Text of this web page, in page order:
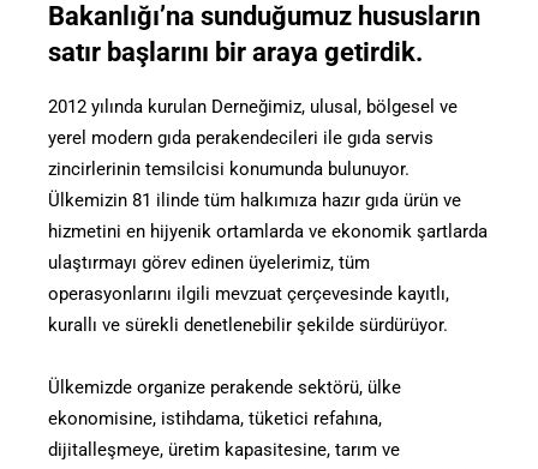
Bakanlığı’na sunduğumuz hususların
satır başlarını bir araya getirdik.
2012 yılında kurulan Derneğimiz, ulusal, bölgesel ve
yerel modern gıda perakendecileri ile gıda servis
zincirlerinin temsilcisi konumunda bulunuyor.
Ülkemizin 81 ilinde tüm halkımıza hazır gıda ürün ve
hizmetini en hijyenik ortamlarda ve ekonomik şartlarda
ulaştırmayı görev edinen üyelerimiz, tüm
operasyonlarını ilgili mevzuat çerçevesinde kayıtlı,
kurallı ve sürekli denetlenebilir şekilde sürdürüyor.
Ülkemizde organize perakende sektörü, ülke
ekonomisine, istihdama, tüketici refahına,
dijitalleşmeye, üretim kapasitesine, tarım ve